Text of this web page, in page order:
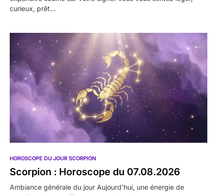
curieux, prêt…
HOROSCOPE DU JOUR SCORPION
Scorpion : Horoscope du 07.08.2026
Ambiance générale du jour Aujourd’hui, une énergie de